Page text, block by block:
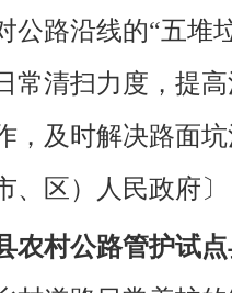
公路沿线的“五堆
常清扫力度，提
，及时解决路面
、区）人民政府〕
农村公路管护试